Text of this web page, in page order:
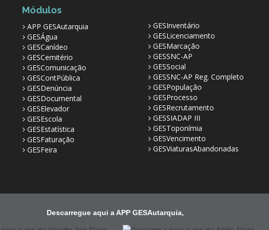
Módulos
APP GESAutarquia
GESÁgua
GESCanídeo
GESCemitério
GESComunicação
GESContPública
GESDenúncia
GESDocumental
GESElevador
GESEscola
GESEstatística
GESFaturação
GESFeira
GESInventário
GESLicenciamento
GESMarcação
GESSNC-AP
GESSocial
GESSNC-AP Reg. Completo
GESPopulação
GESProcesso
GESRecrutamento
GESSIADAP III
GESToponímia
GESVencimento
GESViaturasAbandonadas
Descarregue aqui a APP GESAutarquia,